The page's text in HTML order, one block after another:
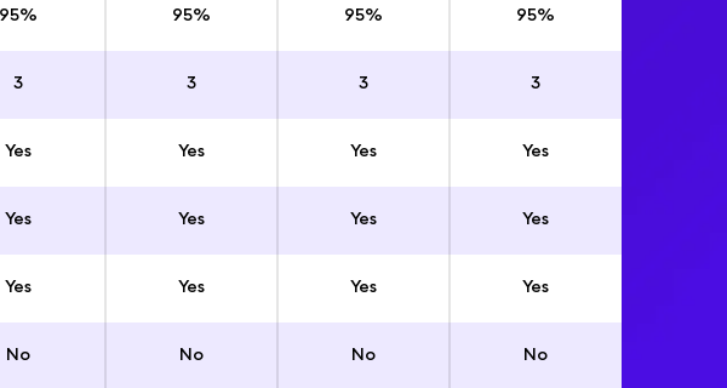
95% 95% 95% 95%
3 3 3 3
Yes Yes Yes Yes
Yes Yes Yes Yes
Yes Yes Yes Yes
No No No No